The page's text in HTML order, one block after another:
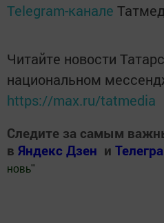
Telegram-канале
Читайте новости
национальном
https://max.ru/tatmedia
Следите за самым
в Яндекс Дзен и
новь"